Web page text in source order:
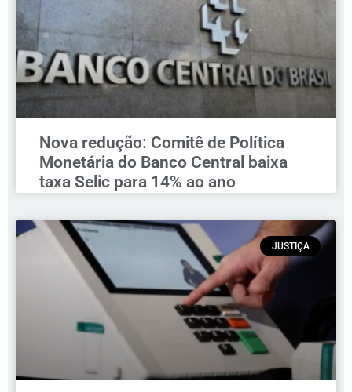
Nova redução: Comitê de Política
Monetária do Banco Central baixa
taxa Selic para 14% ao ano
JUSTIÇA